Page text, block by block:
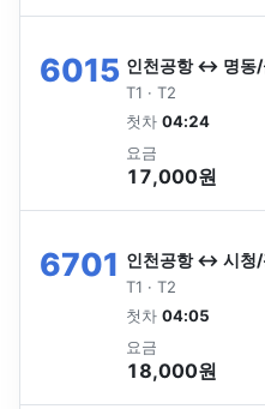
6015 인천공항 ↔ 명동/
T1 · T2
첫차 04:24
요금
17,000원
6701 인천공항 ↔ 시청/
T1 · T2
첫차 04:05
요금
18,000원